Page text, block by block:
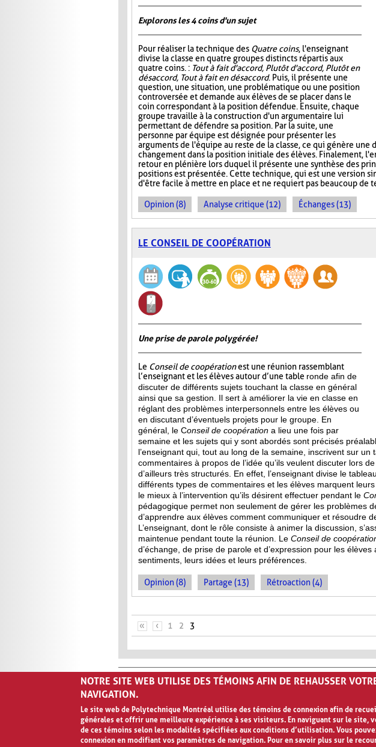
Explorons les 4 coins d'un sujet
Pour réaliser la technique des Quatre coins, l'enseignant
divise la classe en quatre groupes distincts répartis aux
quatre coins. : Tout à fait d'accord, Plutôt d'accord, Plutôt en
désaccord, Tout à fait en désaccord. Puis, il présente une
question, une situation, une problématique ou une position
controversée et demande aux élèves de se placer dans le
coin correspondant à la position défendue. Ensuite, chaque
groupe travaille à la construction d'un argumentaire lui
permettant de défendre sa position. Par la suite, une
personne par équipe est désignée pour présenter les
arguments de l'équipe au reste de la classe, ce qui génère une
changement dans la position initiale des élèves. Finalement,
retour en plénière lors duquel il présente une synthèse des
positions est présentée. Cette technique, qui est une version
d'être facile à mettre en place et ne requiert pas beaucoup de
Opinion (8) Analyse critique (12) Échanges (13)
LE CONSEIL DE COOPÉRATION
Une prise de parole polygérée!
Le Conseil de coopérationest une réunion rassemblant
l’enseignant et les élèves autour d’une table ronde afin de
discuter de différents sujets touchant la classe en général
ainsi que sa gestion. Il sert à améliorer la vie en classe en
réglant des problèmes interpersonnels entre les élèves ou
en discutant d’éventuels projets pour le groupe. En
général, le Conseil de coopération a lieu une fois par
semaine et les sujets qui y sont abordés sont précisés
l’enseignant qui, tout au long de la semaine, inscrivent sur
commentaires à propos de l’idée qu’ils veulent discuter lors
d’ailleurs très structurés. En effet, l’enseignant divise le
différents types de commentaires et les élèves marquent
le mieux à l’intervention qu’ils désirent effectuer pendant le
pédagogique permet non seulement de gérer les problèmes
d’apprendre aux élèves comment communiquer et résoudre
L’enseignant, dont le rôle consiste à animer la discussion,
maintenue pendant toute la réunion. Le Conseil de
d’échange, de prise de parole et d’expression pour les élèves
sentiments, leurs idées et leurs préférences.
Opinion (8) Partage (13) Rétroaction (4)
« ‹ 1 2 3
Avis de confidentialité et conditions d’utilisation
NOTRE SITE WEB UTILISE DES TÉMOINS AFIN DE REHAUSSER
NAVIGATION.
Le site web de Polytechnique Montréal utilise des témoins de connexion afin de
générales et offrir une meilleure expérience à ses visiteurs. En naviguant sur le site,
de ces témoins selon les modalités spécifiées aux conditions d’utilisation. Vous
connexion en modifiant vos paramètres de navigation. Pour en savoir plus sur le